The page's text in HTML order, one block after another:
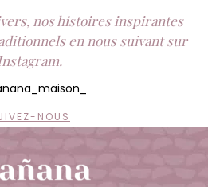
nos histoires inspirantes
en nous suivant sur
NOUS